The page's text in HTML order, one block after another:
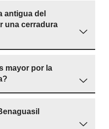
antigua del
una cerradura
mayor por la